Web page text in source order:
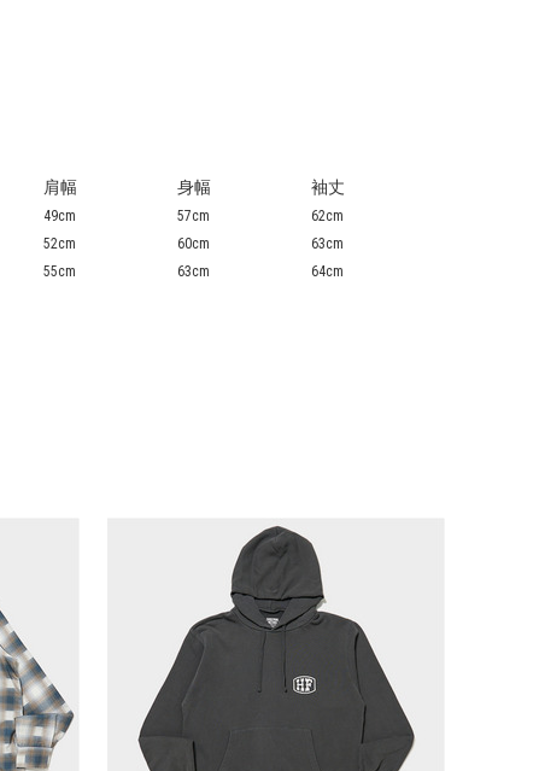
肩幅 身幅 袖丈
49cm 57cm
62cm
52cm 60cm
63cm
55cm 63cm 64cm